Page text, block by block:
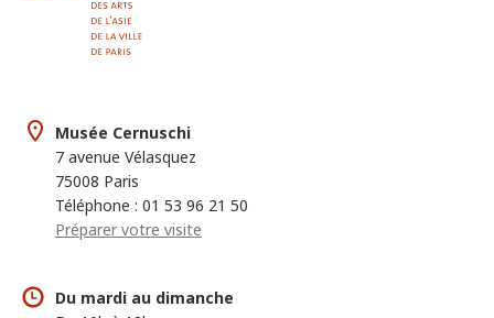
Musée Cernuschi
7 avenue Vélasquez
75008 Paris
Téléphone : 01 53 96 21 50
Préparer votre visite
Du mardi au dimanche